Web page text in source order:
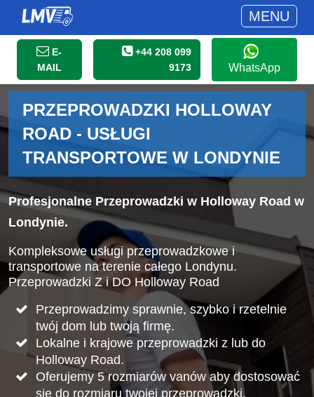
MENU
E-
MAIL
+44 208 099
9173
WhatsApp
PRZEPROWADZKI HOLLOWAY
ROAD - USŁUGI
TRANSPORTOWE W LONDYNIE
Profesjonalne Przeprowadzki w Holloway Road w
Londynie.
Kompleksowe usługi przeprowadzkowe i
transportowe na terenie całego Londynu.
Przeprowadzki Z i DO Holloway Road
Przeprowadzimy sprawnie, szybko i rzetelnie
twój dom lub twoją firmę.
Lokalne i krajowe przeprowadzki z lub do
Holloway Road.
Oferujemy 5 rozmiarów vanów aby dostosować
się do rozmiaru twojej przeprowadzki.